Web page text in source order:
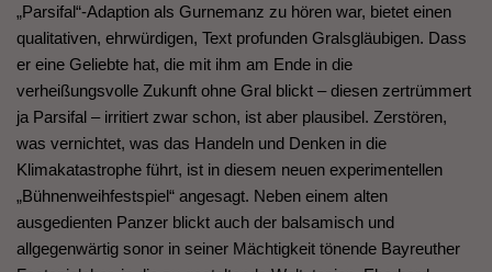
„Parsifal“-Adaption als Gurnemanz zu hören war, bietet einen
qualitativen, ehrwürdigen, Text profunden Gralsgläubigen. Dass
er eine Geliebte hat, die mit ihm am Ende in die
verheißungsvolle Zukunft ohne Gral blickt – diesen zertrümmert
ja Parsifal – irritiert zwar schon, ist aber plausibel. Zerstören,
was vernichtet, was das Handeln und Denken in die
Klimakatastrophe führt, ist in diesem neuen experimentellen
„Bühnenweihfestspiel“ angesagt. Neben einem alten
ausgedienten Panzer blickt auch der balsamisch und
allgegenwärtig sonor in seiner Mächtigkeit tönende Bayreuther